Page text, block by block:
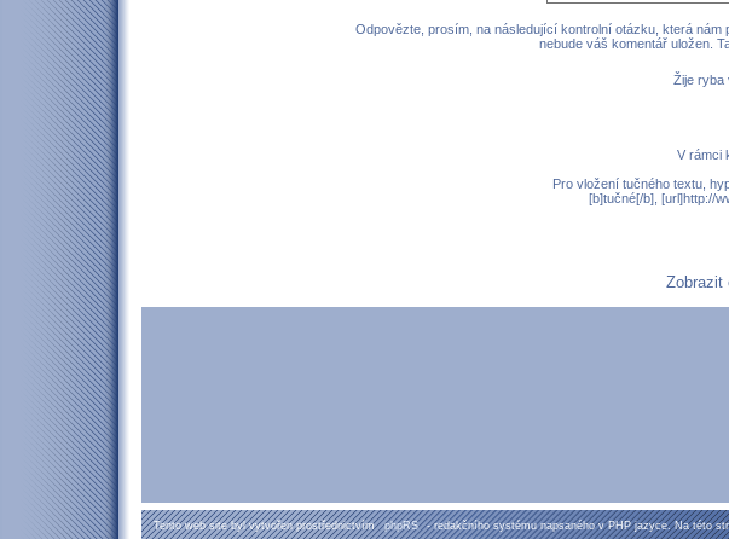
Odpovězte, prosím, na následující kontrolní otázku, která
nebude váš komentář uložen.
Žije ryba
V rámci
Pro vložení tučného textu,
[b]tučné[/b], [url]http://
Zobrazit
Tento web site byl vytvořen prostřednictvím phpRS - redakčního systému napsaného v PHP jazyce. Na této